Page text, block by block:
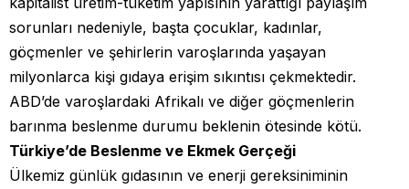
sorunları nedeniyle, başta çocuklar, kadınlar,
göçmenler ve şehirlerin varoşlarında yaşayan
milyonlarca kişi gıdaya erişim sıkıntısı çekmektedir.
ABD’de varoşlardaki Afrikalı ve diğer göçmenlerin
barınma beslenme durumu beklenin ötesinde kötü.
Türkiye’de Beslenme ve Ekmek Gerçeği
Ülkemiz günlük gıdasının ve enerji gereksiniminin